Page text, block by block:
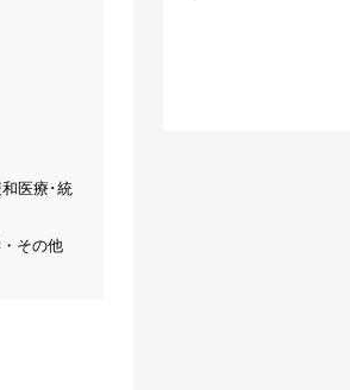
医療･統
その他